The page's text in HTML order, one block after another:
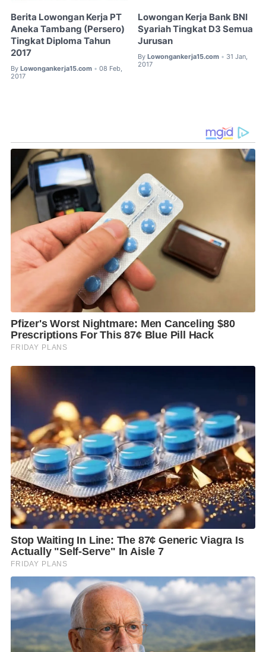
Berita Lowongan Kerja PT
Aneka Tambang (Persero)
Tingkat Diploma Tahun
2017
By Lowongankerja15.com • 08 Feb,
2017
Lowongan Kerja Bank BNI
Syariah Tingkat D3 Semua
Jurusan
By Lowongankerja15.com • 31 Jan,
2017